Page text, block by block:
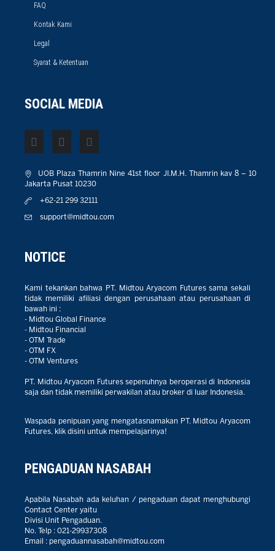
FAQ
Kontak Kami
Legal
Syarat & Ketentuan
SOCIAL MEDIA
UOB Plaza Thamrin Nine 41st floor JI.M.H. Thamrin kav 8 – 10
Jakarta Pusat 10230
+62-21 299 32111
support@midtou.com
NOTICE
Kami tekankan bahwa PT. Midtou Aryacom Futures sama sekali
tidak memiliki afiliasi dengan perusahaan atau perusahaan di
bawah ini :
- Midtou Global Finance
- Midtou Financial
- OTM Trade
- OTM FX
- OTM Ventures
PT. Midtou Aryacom Futures sepenuhnya beroperasi di Indonesia
saja dan tidak memiliki perwakilan atau broker di luar Indonesia.
Waspada penipuan yang mengatasnamakan PT. Midtou Aryacom
Futures, klik disini untuk mempelajarinya!
PENGADUAN NASABAH
Apabila Nasabah ada keluhan / pengaduan dapat menghubungi
Contact Center yaitu
Divisi Unit Pengaduan.
No. Telp : 021-29937308
Email : pengaduannasabah@midtou.com